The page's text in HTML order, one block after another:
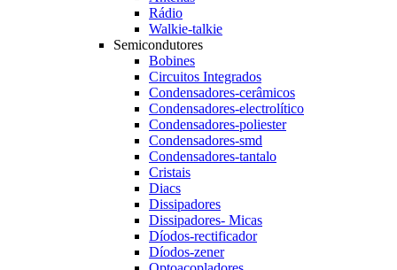
Rádio
Walkie-talkie
Semicondutores
Bobines
Circuitos Integrados
Condensadores-cerâmicos
Condensadores-electrolítico
Condensadores-poliester
Condensadores-smd
Condensadores-tantalo
Cristais
Diacs
Dissipadores
Dissipadores- Micas
Díodos-rectificador
Díodos-zener